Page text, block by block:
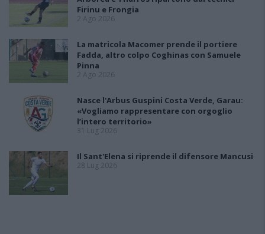
Firinu e Frongia
2 Ago 2026
La matricola Macomer prende il portiere
Fadda, altro colpo Coghinas con Samuele
Pinna
2 Ago 2026
Nasce l'Arbus Guspini Costa Verde, Garau:
«Vogliamo rappresentare con orgoglio
l’intero territorio»
31 Lug 2026
Il Sant'Elena si riprende il difensore Mancusi
28 Lug 2026